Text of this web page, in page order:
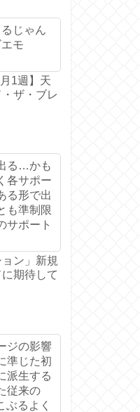
じゃん
モ
1週】天
ザ・ブレ
る…かも
各サポー
る形で出
も準制限
サポート
ン」新規
期待して
ジの影響
準じた初
派生する
従来の
ぶるよく